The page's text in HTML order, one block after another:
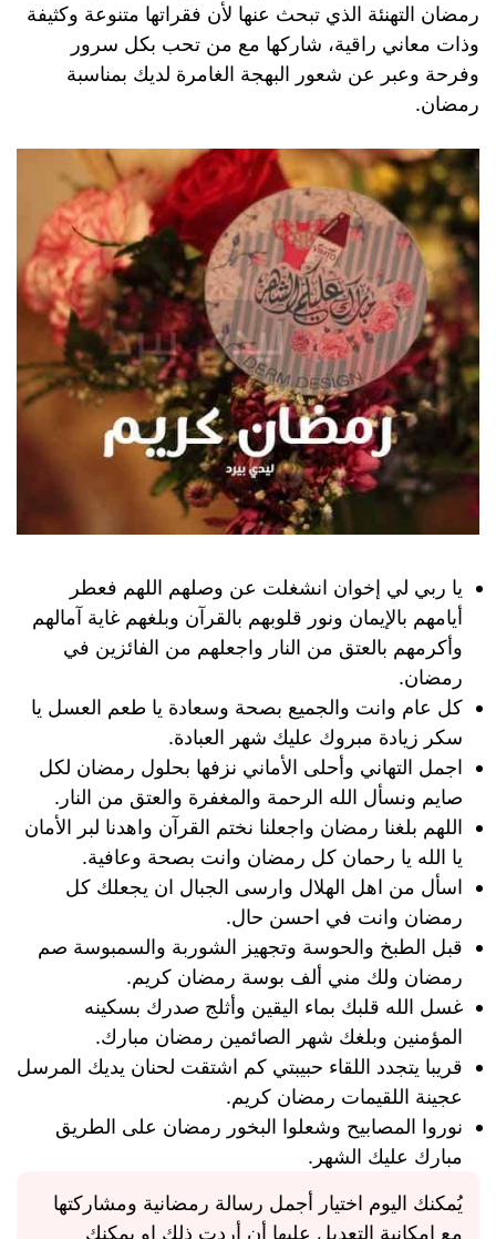
رمضان التهنئة الذي تبحث عنها لأن فقراتها متنوعة وكثيفة
وذات معاني راقية، شاركها مع من تحب بكل سرور
وفرحة وعبر عن شعور البهجة الغامرة لديك بمناسبة
رمضان.
يا ربي لي إخوان انشغلت عن وصلهم اللهم فعطر
أيامهم بالإيمان ونور قلوبهم بالقرآن وبلغهم غاية آمالهم
وأكرمهم بالعتق من النار واجعلهم من الفائزين في
رمضان.
كل عام وانت والجميع بصحة وسعادة يا طعم العسل يا
سكر زيادة مبروك عليك شهر العبادة.
اجمل التهاني وأحلى الأماني نزفها بحلول رمضان لكل
صايم ونسأل الله الرحمة والمغفرة والعتق من النار.
اللهم بلغنا رمضان واجعلنا نختم القرآن واهدنا لبر الأمان
يا الله يا رحمان كل رمضان وانت بصحة وعافية.
اسأل من اهل الهلال وارسى الجبال ان يجعلك كل
رمضان وانت في احسن حال.
قبل الطبخ والحوسة وتجهيز الشوربة والسمبوسة صم
رمضان ولك مني ألف بوسة رمضان كريم.
غسل الله قلبك بماء اليقين وأثلج صدرك بسكينه
المؤمنين وبلغك شهر الصائمين رمضان مبارك.
قريبا يتجدد اللقاء حبيبتي كم اشتقت لحنان يديك المرسل
عجينة اللقيمات رمضان كريم.
نوروا المصابيح وشعلوا البخور رمضان على الطريق
مبارك عليك الشهر.
يُمكنك اليوم اختيار أجمل رسالة رمضانية ومشاركتها
مع إمكانية التعديل عليها أن أردت ذلك او يمكنك